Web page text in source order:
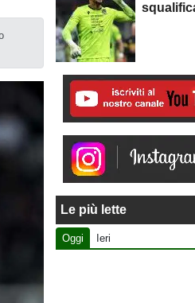
Le più lette
Oggi Ieri